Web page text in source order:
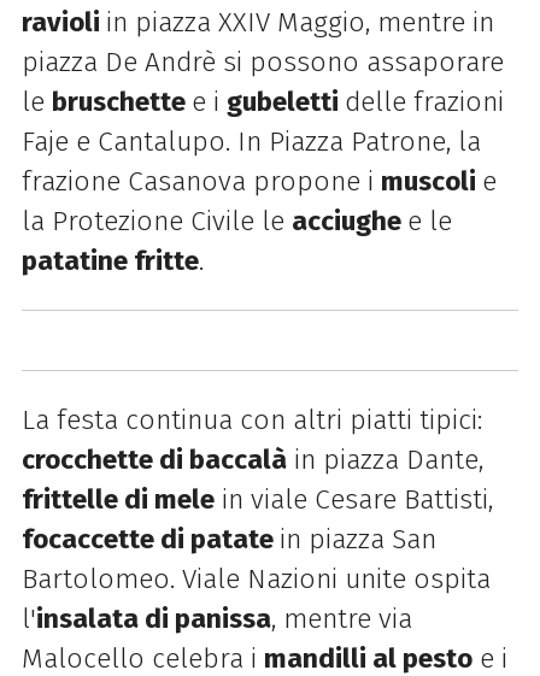
ravioli in piazza XXIV Maggio, mentre in
piazza De Andrè si possono assaporare
le bruschette e i gubeletti delle frazioni
Faje e Cantalupo. In Piazza Patrone, la
frazione Casanova propone i muscoli e
la Protezione Civile le acciughe e le
patatine fritte.
La festa continua con altri piatti tipici:
crocchette di baccalàin piazza Dante,
frittelle di melein viale Cesare Battisti,
focaccette di patate in piazza San
Bartolomeo. Viale Nazioni unite ospita
l'insalata di panissa, mentre via
Malocello celebra i mandilli al pestoe i